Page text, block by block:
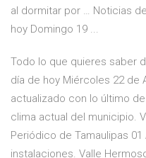
al dormitar por … Noticias
hoy Domingo 19 ...
Todo lo que quieres saber
día de hoy Miércoles 22 de
actualizado con lo último
clima actual del municipio.
Periódico de Tamaulipas
instalaciones. Valle